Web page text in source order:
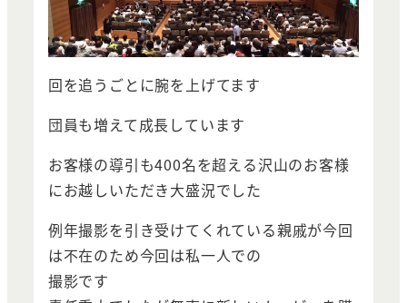
回を追うごとに腕を上げてます
団員も増えて成長しています
お客様の導引も400名を超える沢山のお客様
にお越しいただき大盛況でした
例年撮影を引き受けてくれている親戚が今回
は不在のため今回は私一人での
撮影です